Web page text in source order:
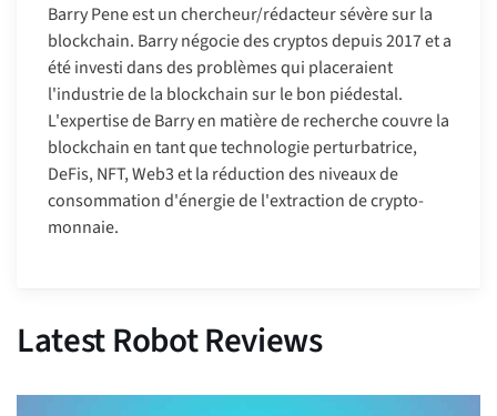
Barry Pene est un chercheur/rédacteur sévère sur la
blockchain. Barry négocie des cryptos depuis 2017 et a
été investi dans des problèmes qui placeraient
l'industrie de la blockchain sur le bon piédestal.
L'expertise de Barry en matière de recherche couvre la
blockchain en tant que technologie perturbatrice,
DeFis, NFT, Web3 et la réduction des niveaux de
consommation d'énergie de l'extraction de crypto-
monnaie.
Latest Robot Reviews